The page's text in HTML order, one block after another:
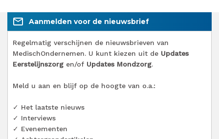
mail_outline Aanmelden voor de nieuwsbrief
Regelmatig verschijnen de nieuwsbrieven van
MedischOndernemen. U kunt kiezen uit de Updates
Eerstelijnszorg en/of Updates Mondzorg.
Meld u aan en blijf op de hoogte van o.a.:
✓ Het laatste nieuws
✓ Interviews
✓ Evenementen